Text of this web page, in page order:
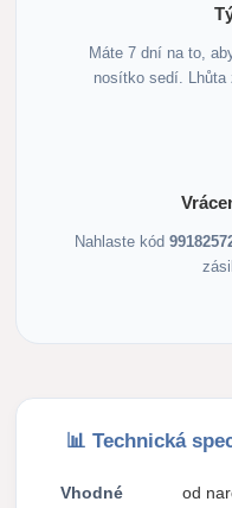
Máte 7 dní na to,
nosítko sedí. Lhůta
Nahlaste kód
📊 Technická
Vhodné
od